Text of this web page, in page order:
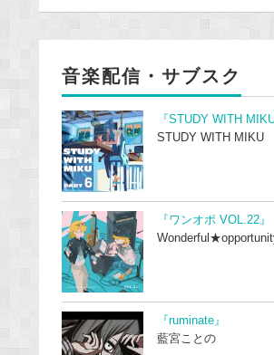
音楽配信・サブスク
『STUDY WITH
STUDY WITH MIKU
『ワンオポ VOL.22』
『ruminate』
藍宮ことの